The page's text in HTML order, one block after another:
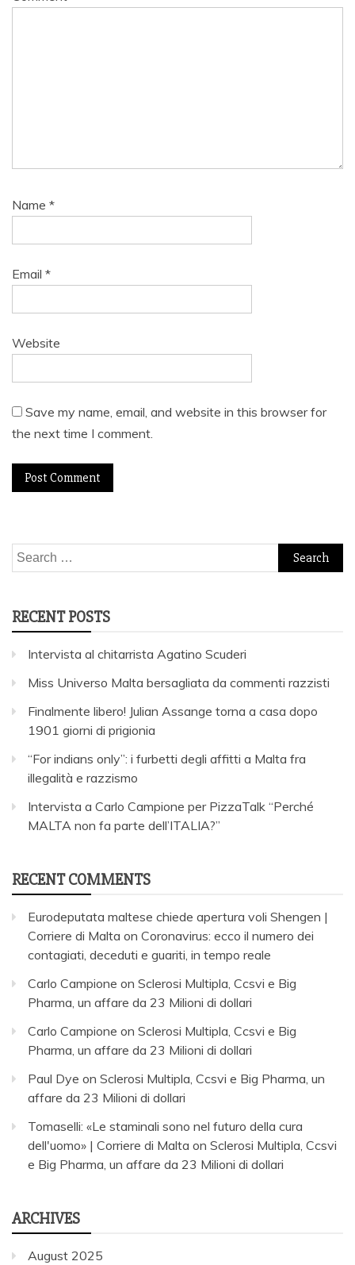
Name *
Email *
Website
Save my name, email, and website in this browser for
the next time I comment.
Search
for:
RECENT POSTS
Intervista al chitarrista Agatino Scuderi
Miss Universo Malta bersagliata da commenti razzisti
Finalmente libero! Julian Assange torna a casa dopo
1901 giorni di prigionia
“For indians only”: i furbetti degli affitti a Malta fra
illegalità e razzismo
Intervista a Carlo Campione per PizzaTalk “Perché
MALTA non fa parte dell’ITALIA?”
RECENT COMMENTS
Eurodeputata maltese chiede apertura voli Shengen |
Corriere di Malta on Coronavirus: ecco il numero dei
contagiati, deceduti e guariti, in tempo reale
Carlo Campione on Sclerosi Multipla, Ccsvi e Big
Pharma, un affare da 23 Milioni di dollari
Carlo Campione on Sclerosi Multipla, Ccsvi e Big
Pharma, un affare da 23 Milioni di dollari
Paul Dye on Sclerosi Multipla, Ccsvi e Big Pharma, un
affare da 23 Milioni di dollari
Tomaselli: «Le staminali sono nel futuro della cura
dell'uomo» | Corriere di Malta on Sclerosi Multipla, Ccsvi
e Big Pharma, un affare da 23 Milioni di dollari
ARCHIVES
August 2025